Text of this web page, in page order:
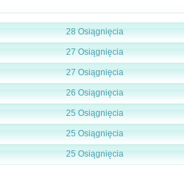
28 Osiągnięcia
27 Osiągnięcia
27 Osiągnięcia
26 Osiągnięcia
25 Osiągnięcia
25 Osiągnięcia
25 Osiągnięcia